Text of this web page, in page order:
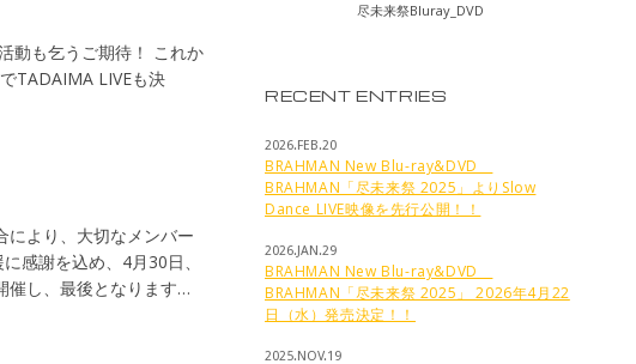
尽未来祭Bluray_DVD
RECENT ENTRIES
2026.FEB.20
BRAHMAN New Blu-ray&DVD
BRAHMAN「尽未来祭 2025」よりSlow
Dance LIVE映像を先行公開！！
2026.JAN.29
BRAHMAN New Blu-ray&DVD
BRAHMAN「尽未来祭 2025」 2026年4月22
日（水）発売決定！！
2025.NOV.19
動も乞うご期待！ これか
TADAIMA LIVEも決
より、大切なメンバー
感謝を込め、4月30日、
し、最後となります。
の音楽と向かい合